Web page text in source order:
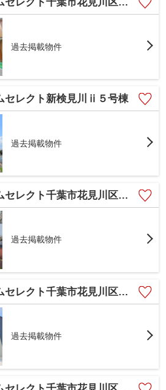
過去掲載物件
セレクト新検見川ⅱ５号棟
過去掲載物件
クト千葉市花見川区朝日ケ丘３丁目1号棟
過去掲載物件
クト千葉市花見川区朝日ケ丘３丁目２号棟
過去掲載物件